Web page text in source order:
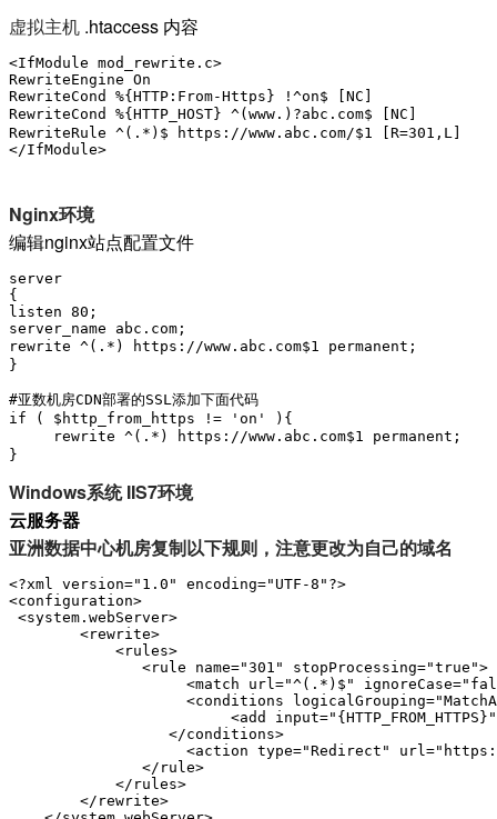
虚拟主机 .htaccess 内容
<IfModule mod_rewrite.c>
RewriteEngine On
RewriteCond %{HTTP:From-Https} !^on$ [NC]
RewriteCond %{HTTP_HOST} ^(www.)?abc.com$ [NC]
RewriteRule ^(.*)$ https://www.abc.com/$1 [R=301,L]
</IfModule>
Nginx环境
编辑nginx站点配置文件
server
{
listen 80;
server_name abc.com;
rewrite ^(.*) https://www.abc.com$1 permanent;
}
#亚数机房CDN部署的SSL添加下面代码
if ( $http_from_https != 'on' ){
rewrite ^(.*) https://www.abc.com$1 permanent;
}
Windows系统 IIS7环境
云服务器
亚洲数据中心机房复制以下规则，注意更改为自己的域名
<?xml version="1.0" encoding="UTF-8"?>
<configuration>
<system.webServer>
<rewrite>
<rules>
<rule name="301" stopProcessing="true">
<match url="^(.*)$"
<conditions
<add input="{HTTP_FROM_HTTPS}"
</conditions>
<action type="Redirect" url="https://
</rule>
</rules>
</rewrite>